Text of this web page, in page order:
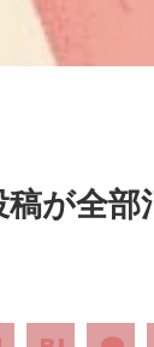
が全部